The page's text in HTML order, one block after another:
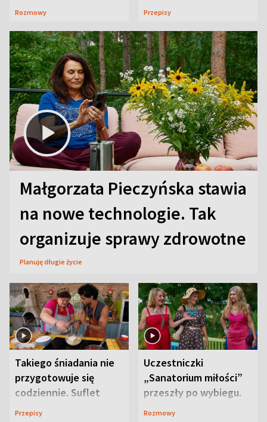
neurobiologią
Rozmowy
jeszcze lepiej
Przepisy
Małgorzata Pieczyńska stawia
na nowe technologie. Tak
organizuje sprawy zdrowotne
Planuję długie życie
Takiego śniadania nie
przygotowuje się
codziennie. Suflet
serowy zachwyca
Przepisy
Uczestniczki
„Sanatorium miłości”
przeszły po wybiegu.
Te stylizacje
Rozmowy